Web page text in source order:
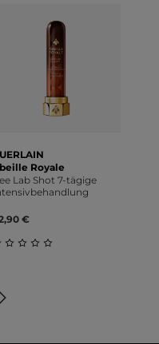
von 0 von 5 Sternen
Royale
Lab Shot 7-tägige
€